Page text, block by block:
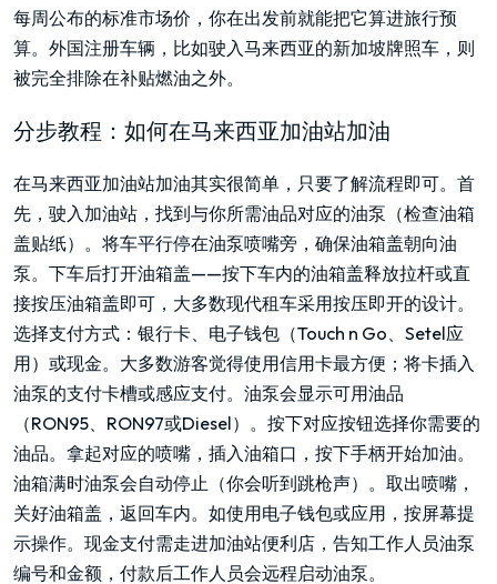
每周公布的标准市场价，你在出发前就能把它算进旅行预
算。外国注册车辆，比如驶入马来西亚的新加坡牌照车，则
被完全排除在补贴燃油之外。
分步教程：如何在马来西亚加油站加油
在马来西亚加油站加油其实很简单，只要了解流程即可。首
先，驶入加油站，找到与你所需油品对应的油泵（检查油箱
盖贴纸）。将车平行停在油泵喷嘴旁，确保油箱盖朝向油
泵。下车后打开油箱盖——按下车内的油箱盖释放拉杆或直
接按压油箱盖即可，大多数现代租车采用按压即开的设计。
选择支付方式：银行卡、电子钱包（Touch n Go、Setel应
用）或现金。大多数游客觉得使用信用卡最方便；将卡插入
油泵的支付卡槽或感应支付。油泵会显示可用油品
（RON95、RON97或Diesel）。按下对应按钮选择你需要的
油品。拿起对应的喷嘴，插入油箱口，按下手柄开始加油。
油箱满时油泵会自动停止（你会听到跳枪声）。取出喷嘴，
关好油箱盖，返回车内。如使用电子钱包或应用，按屏幕提
示操作。现金支付需走进加油站便利店，告知工作人员油泵
编号和金额，付款后工作人员会远程启动油泵。